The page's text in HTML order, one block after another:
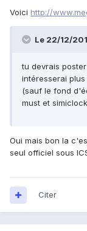
Voici http://
Le 22/12/
tu devrais
intéresserai
(sauf le fond
must et
Oui mais bon la
seul officiel sous
Citer